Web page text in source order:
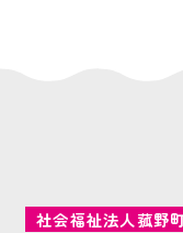
社会福祉法人菰野